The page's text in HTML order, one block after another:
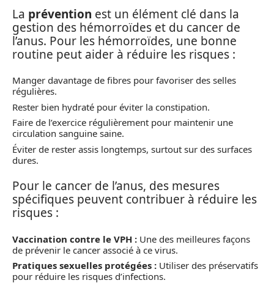
La prévention est un élément clé dans la
gestion des hémorroïdes et du cancer de
l’anus. Pour les hémorroïdes, une bonne
routine peut aider à réduire les risques :
Manger davantage de fibres pour favoriser des selles
régulières.
Rester bien hydraté pour éviter la constipation.
Faire de l’exercice régulièrement pour maintenir une
circulation sanguine saine.
Éviter de rester assis longtemps, surtout sur des surfaces
dures.
Pour le cancer de l’anus, des mesures
spécifiques peuvent contribuer à réduire les
risques :
Vaccination contre le VPH : Une des meilleures façons
de prévenir le cancer associé à ce virus.
Pratiques sexuelles protégées : Utiliser des préservatifs
pour réduire les risques d’infections.